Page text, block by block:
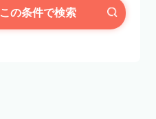
この条件で検索